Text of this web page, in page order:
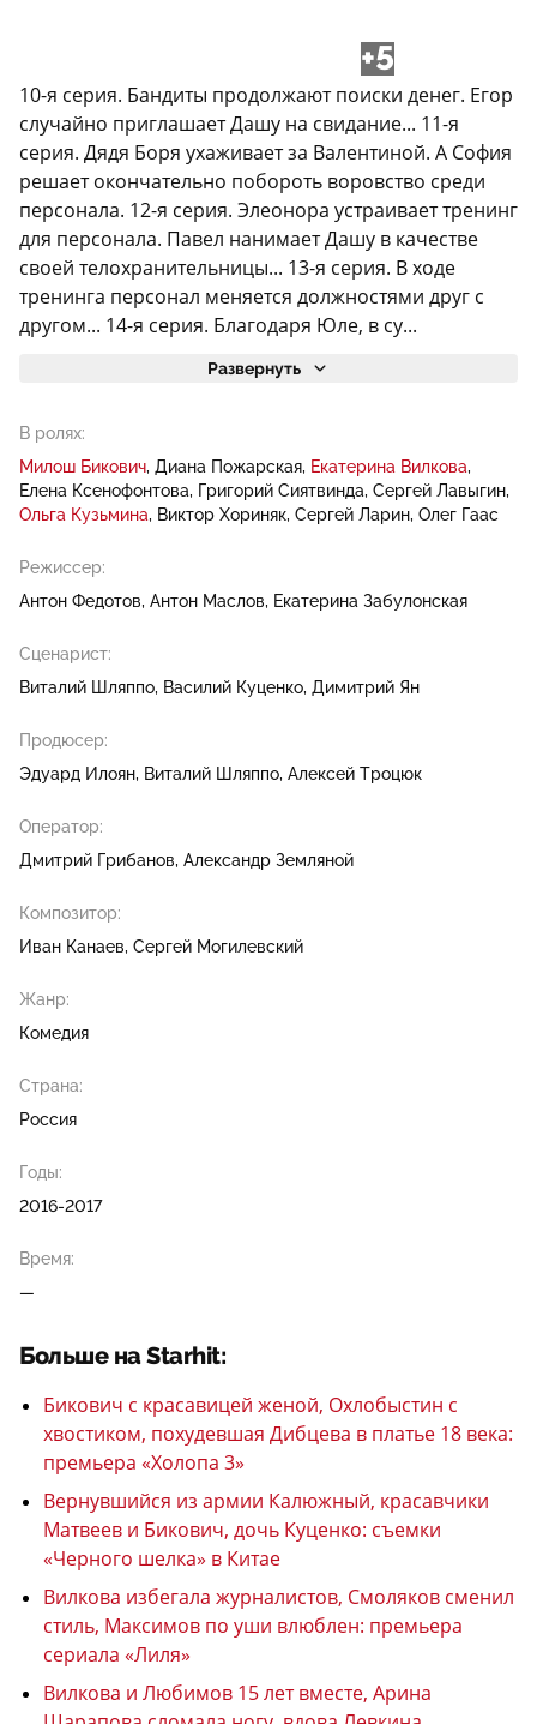
+5
10-я серия. Бандиты продолжают поиски денег. Егор
случайно приглашает Дашу на свидание... 11-я
серия. Дядя Боря ухаживает за Валентиной. А София
решает окончательно побороть воровство среди
персонала. 12-я серия. Элеонора устраивает тренинг
для персонала. Павел нанимает Дашу в качестве
своей телохранительницы... 13-я серия. В ходе
тренинга персонал меняется должностями друг с
другом... 14-я серия. Благодаря Юле, в су...
Развернуть
В ролях:
Милош Бикович Диана Пожарская Екатерина Вилкова
Елена Ксенофонтова Григорий Сиятвинда Сергей Лавыгин
Ольга Кузьмина Виктор Хориняк Сергей Ларин Олег Гаас
Режиссер:
Антон Федотов Антон Маслов Екатерина Забулонская
Сценарист:
Виталий Шляппо Василий Куценко Димитрий Ян
Продюсер:
Эдуард Илоян Виталий Шляппо Алексей Троцюк
Оператор:
Дмитрий Грибанов Александр Земляной
Композитор:
Иван Канаев Сергей Могилевский
Жанр:
Комедия
Страна:
Россия
Годы:
2016-2017
Время:
—
Больше на Starhit:
Бикович с красавицей женой, Охлобыстин с
хвостиком, похудевшая Дибцева в платье 18 века:
премьера «Холопа 3»
Вернувшийся из армии Калюжный, красавчики
Матвеев и Бикович, дочь Куценко: съемки
«Черного шелка» в Китае
Вилкова избегала журналистов, Смоляков сменил
стиль, Максимов по уши влюблен: премьера
сериала «Лиля»
Вилкова и Любимов 15 лет вместе, Арина